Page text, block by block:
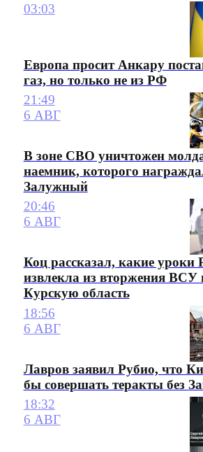
03:03
Европа просит Анкару
газ, но только не из РФ
21:49
6 АВГ
В зоне СВО уничтожен
наемник, которого
Залужный
20:46
6 АВГ
Коц рассказал, какие уроки
извлекла из вторжения ВСУ
Курскую область
18:56
6 АВГ
Лавров заявил Рубио, что
бы совершать теракты без
18:32
6 АВГ